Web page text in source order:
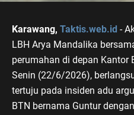
Karawang, Taktis.web.id -
LBH Arya Mandalika
perumahan di depan Kantor
Senin (22/6/2026),
tertuju pada insiden adu
BTN bernama Guntur